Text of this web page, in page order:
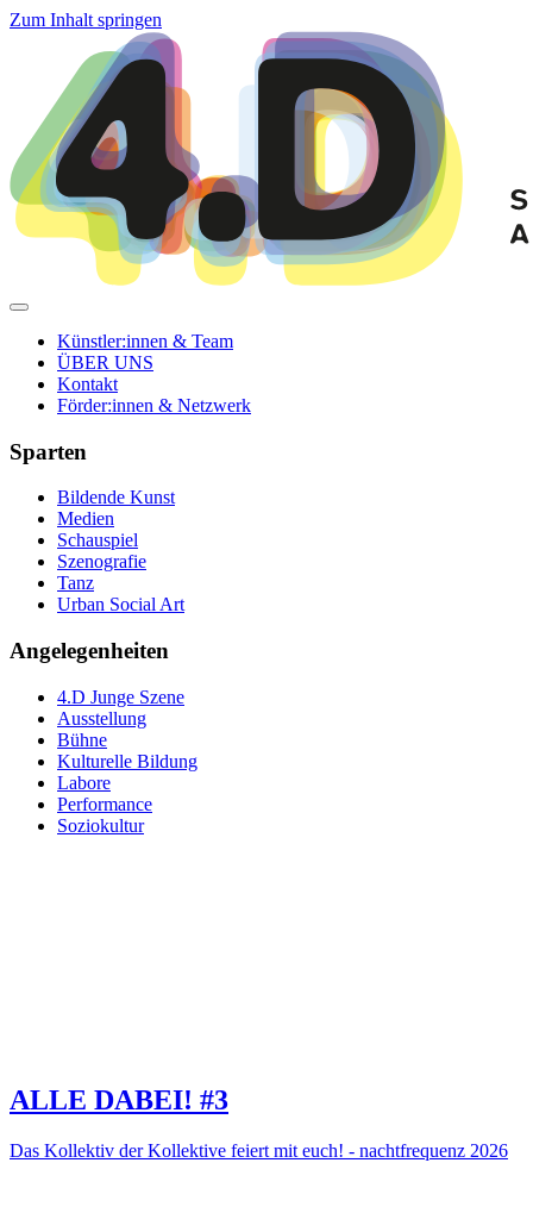
Zum Inhalt springen
Künstler:innen & Team
ÜBER UNS
Kontakt
Förder:innen & Netzwerk
Sparten
Bildende Kunst
Medien
Schauspiel
Szenografie
Tanz
Urban Social Art
Angelegenheiten
4.D Junge Szene
Ausstellung
Bühne
Kulturelle Bildung
Labore
Performance
Soziokultur
ALLE DABEI! #3
Das Kollektiv der Kollektive feiert mit euch! - nachtfrequenz 2026